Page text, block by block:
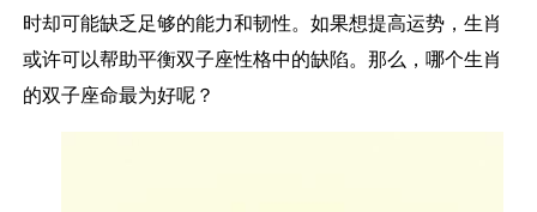
时却可能缺乏足够的能力和韧性。如果想提高运势，生肖
或许可以帮助平衡双子座性格中的缺陷。那么，哪个生肖
的双子座命最为好呢？